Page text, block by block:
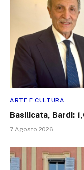
ARTE E CULTURA
Basilicata, Bardi:
7 Agosto 2026